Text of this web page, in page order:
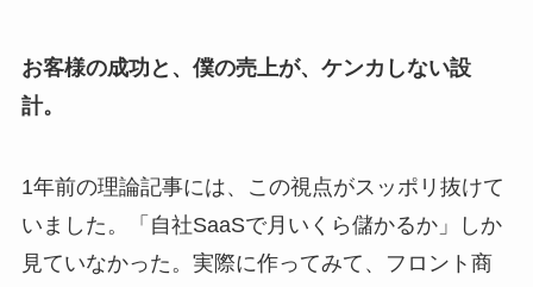
お客様の成功と、僕の売上が、ケンカしない設
計。
1年前の理論記事には、この視点がスッポリ抜けて
いました。「自社SaaSで月いくら儲かるか」しか
見ていなかった。実際に作ってみて、フロント商